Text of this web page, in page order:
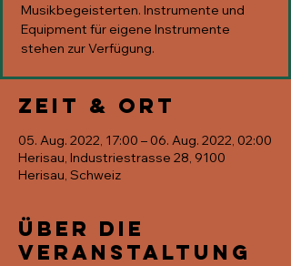
Musikbegeisterten. Instrumente und
Equipment für eigene Instrumente
stehen zur Verfügung.
Zeit & Ort
05. Aug. 2022, 17:00 – 06. Aug. 2022, 02:00
Herisau, Industriestrasse 28, 9100
Herisau, Schweiz
Über die
Veranstaltung